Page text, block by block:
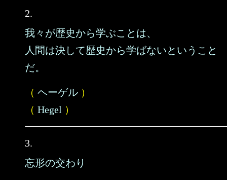
2.
我々が歴史から学ぶことは、
人間は決して歴史から学ばないということ
だ。
（ ヘーゲル ）
（ Hegel ）
3.
忘形の交わり